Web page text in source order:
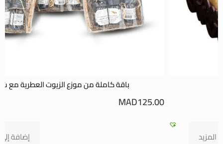
باقة كاملة من موزع الزيوت العطرية مع شمعة